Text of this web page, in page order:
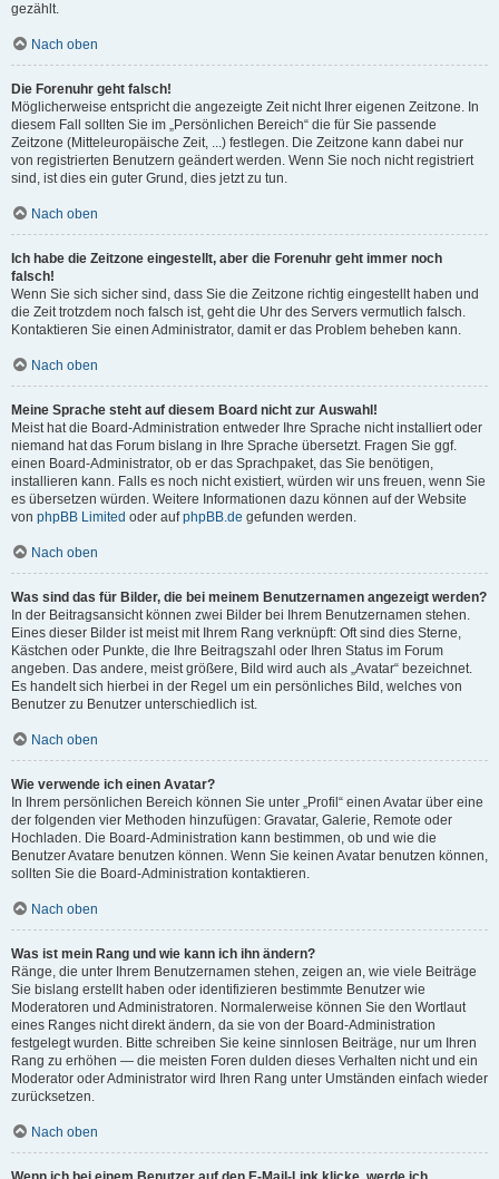
gezählt.
Nach oben
Die Forenuhr geht falsch!
Möglicherweise entspricht die angezeigte Zeit nicht Ihrer eigenen Zeitzone. In
diesem Fall sollten Sie im „Persönlichen Bereich“ die für Sie passende
Zeitzone (Mitteleuropäische Zeit, ...) festlegen. Die Zeitzone kann dabei nur
von registrierten Benutzern geändert werden. Wenn Sie noch nicht registriert
sind, ist dies ein guter Grund, dies jetzt zu tun.
Nach oben
Ich habe die Zeitzone eingestellt, aber die Forenuhr geht immer noch
falsch!
Wenn Sie sich sicher sind, dass Sie die Zeitzone richtig eingestellt haben und
die Zeit trotzdem noch falsch ist, geht die Uhr des Servers vermutlich falsch.
Kontaktieren Sie einen Administrator, damit er das Problem beheben kann.
Nach oben
Meine Sprache steht auf diesem Board nicht zur Auswahl!
Meist hat die Board-Administration entweder Ihre Sprache nicht installiert oder
niemand hat das Forum bislang in Ihre Sprache übersetzt. Fragen Sie ggf.
einen Board-Administrator, ob er das Sprachpaket, das Sie benötigen,
installieren kann. Falls es noch nicht existiert, würden wir uns freuen, wenn Sie
es übersetzen würden. Weitere Informationen dazu können auf der Website
von phpBB Limited oder aufphpBB.de gefunden werden.
Nach oben
Was sind das für Bilder, die bei meinem Benutzernamen angezeigt werden?
In der Beitragsansicht können zwei Bilder bei Ihrem Benutzernamen stehen.
Eines dieser Bilder ist meist mit Ihrem Rang verknüpft: Oft sind dies Sterne,
Kästchen oder Punkte, die Ihre Beitragszahl oder Ihren Status im Forum
angeben. Das andere, meist größere, Bild wird auch als „Avatar“ bezeichnet.
Es handelt sich hierbei in der Regel um ein persönliches Bild, welches von
Benutzer zu Benutzer unterschiedlich ist.
Nach oben
Wie verwende ich einen Avatar?
In Ihrem persönlichen Bereich können Sie unter „Profil“ einen Avatar über eine
der folgenden vier Methoden hinzufügen: Gravatar, Galerie, Remote oder
Hochladen. Die Board-Administration kann bestimmen, ob und wie die
Benutzer Avatare benutzen können. Wenn Sie keinen Avatar benutzen können,
sollten Sie die Board-Administration kontaktieren.
Nach oben
Was ist mein Rang und wie kann ich ihn ändern?
Ränge, die unter Ihrem Benutzernamen stehen, zeigen an, wie viele Beiträge
Sie bislang erstellt haben oder identifizieren bestimmte Benutzer wie
Moderatoren und Administratoren. Normalerweise können Sie den Wortlaut
eines Ranges nicht direkt ändern, da sie von der Board-Administration
festgelegt wurden. Bitte schreiben Sie keine sinnlosen Beiträge, nur um Ihren
Rang zu erhöhen — die meisten Foren dulden dieses Verhalten nicht und ein
Moderator oder Administrator wird Ihren Rang unter Umständen einfach wieder
zurücksetzen.
Nach oben